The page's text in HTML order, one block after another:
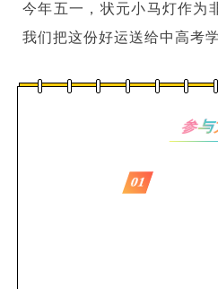
今年五一，状元小马灯作为
我们把这份好运送给中高考学
01
参与